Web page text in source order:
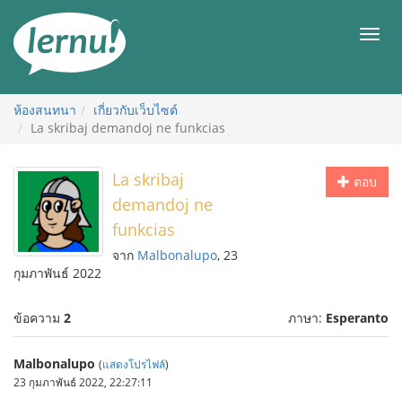
สารบัญ
เมนู
ห้องสนทนา
เกี่ยวกับเว็บไซต์
La skribaj demandoj ne funkcias
ตอบ
La skribaj
demandoj ne
funkcias
จาก Malbonalupo, 23
กุมภาพันธ์ 2022
ข้อความ 2 ภาษา: Esperanto
Malbonalupo (แสดงโปรไฟล์)
23 กุมภาพันธ์ 2022, 22:27:11